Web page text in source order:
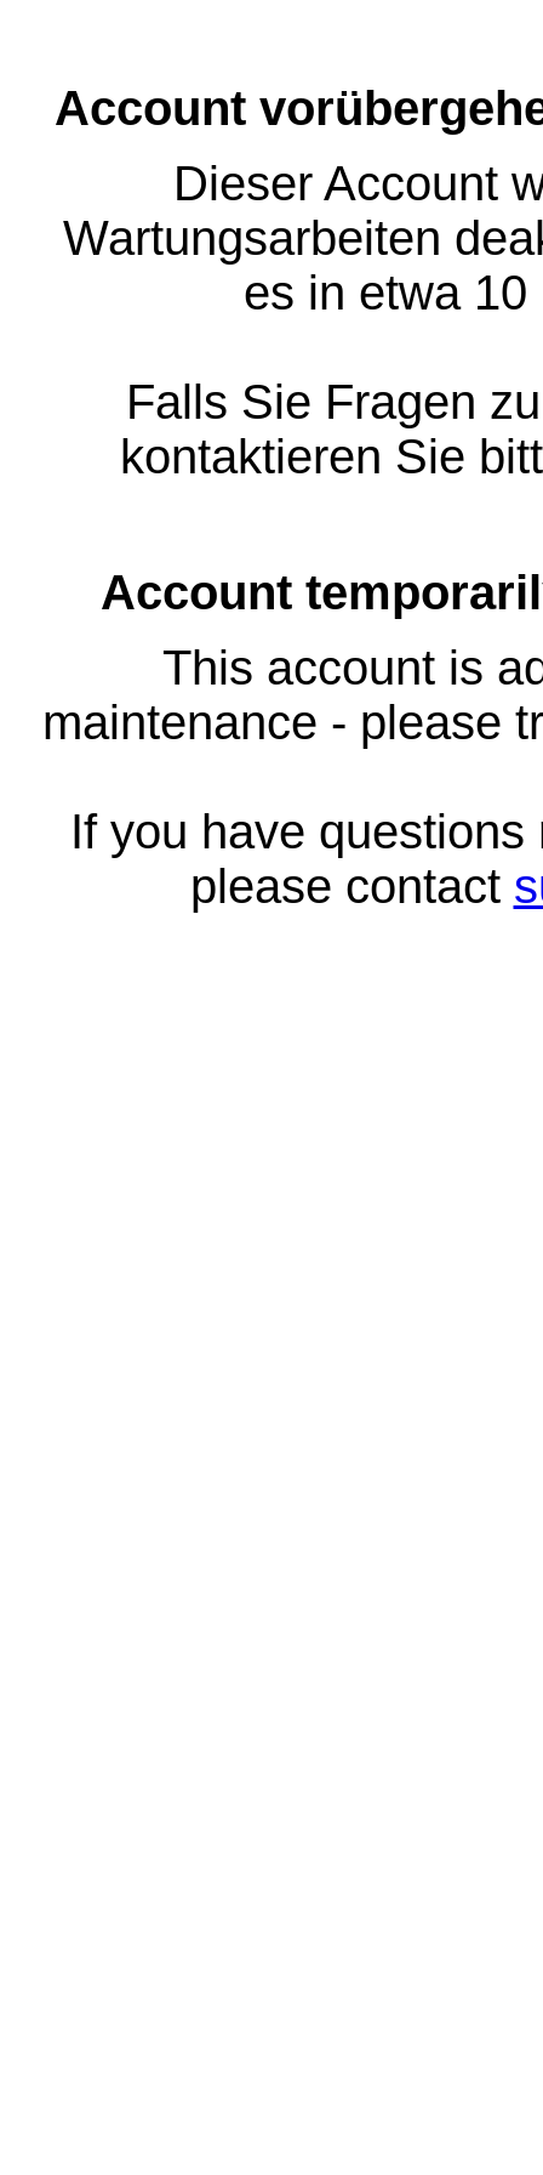
Account
Dieser Account
Wartungsarbeiten
es in etwa
Falls Sie Fragen
kontaktieren Sie
Account
This account is
maintenance - please
If you have
please contact